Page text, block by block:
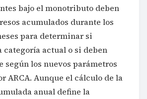
bajo el monotributo deben
acumulados durante los
para determinar si
categoría actual o si deben
según los nuevos parámetros
ARCA. Aunque el cálculo de la
anual define la